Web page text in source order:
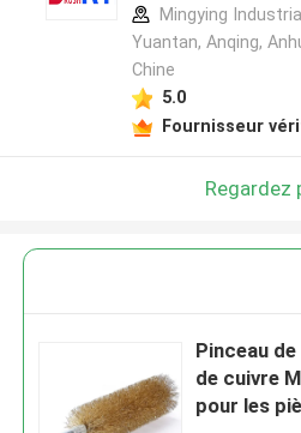
Mingying
Yuantan, Anqing,
Chine
5.0
Fournisseur
Regardez
Pinceau
de cuivre
pour les